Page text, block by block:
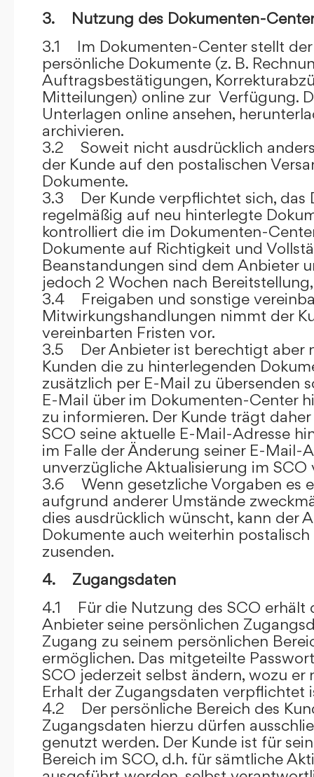
3. Nutzung des Dokumenten-
3.1 Im Dokumenten-Center stellt
persönliche Dokumente (z. B.
Auftragsbestätigungen,
Mitteilungen) online zur Verfügung.
Unterlagen online ansehen,
archivieren.
3.2 Soweit nicht ausdrücklich
der Kunde auf den postalischen
Dokumente.
3.3 Der Kunde verpflichtet sich, das
regelmäßig auf neu hinterlegte
kontrolliert die im Dokumenten-
Dokumente auf Richtigkeit und
Beanstandungen sind dem Anbieter
jedoch 2 Wochen nach
3.4 Freigaben und sonstige
Mitwirkungshandlungen nimmt der
vereinbarten Fristen vor.
3.5 Der Anbieter ist berechtigt aber
Kunden die zu hinterlegenden
zusätzlich per E-Mail zu übersenden
E-Mail über im Dokumenten-Center
zu informieren. Der Kunde trägt
SCO seine aktuelle E-Mail-Adresse
im Falle der Änderung seiner E-Mail-
unverzügliche Aktualisierung im SCO
3.6 Wenn gesetzliche Vorgaben es
aufgrund anderer Umstände
dies ausdrücklich wünscht, kann der
Dokumente auch weiterhin
zusenden.
4. Zugangsdaten
4.1 Für die Nutzung des SCO erhält
Anbieter seine persönlichen
Zugang zu seinem persönlichen
ermöglichen. Das mitgeteilte
SCO jederzeit selbst ändern, wozu er
Erhalt der Zugangsdaten verpflichtet
4.2 Der persönliche Bereich des
Zugangsdaten hierzu dürfen
genutzt werden. Der Kunde ist für
Bereich im SCO, d.h. für sämtliche